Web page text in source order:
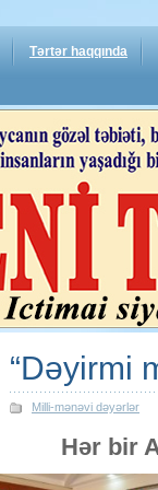
Tərtər haqqında
“Dəyirmi
Milli-mənəvi dəyərlər
Hər bir